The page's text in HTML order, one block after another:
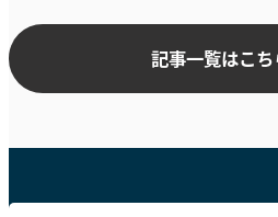
記事一覧はこち